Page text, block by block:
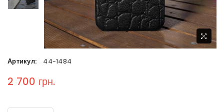
Артикул: 44-1484
Regular price
2 700 грн.